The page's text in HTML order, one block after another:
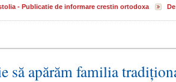
- Publicatie de informare crestin ortodoxa
să apărăm familia